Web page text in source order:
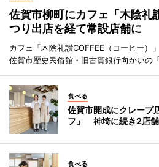
佐賀市柳町にカフェ「木陰
つり出店を経て常設店舗に
カフェ「木陰礼讃COFFEE（コーヒー）
佐賀市歴史民俗館・旧古賀銀行向かいの
食べる
佐賀市開成にクレープ
フ」 神埼に続き2店
食べる